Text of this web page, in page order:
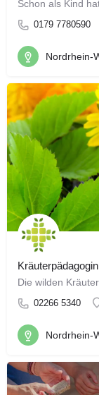
0179 7780590
Nordrhein-
02266 5340
Nordrhein-